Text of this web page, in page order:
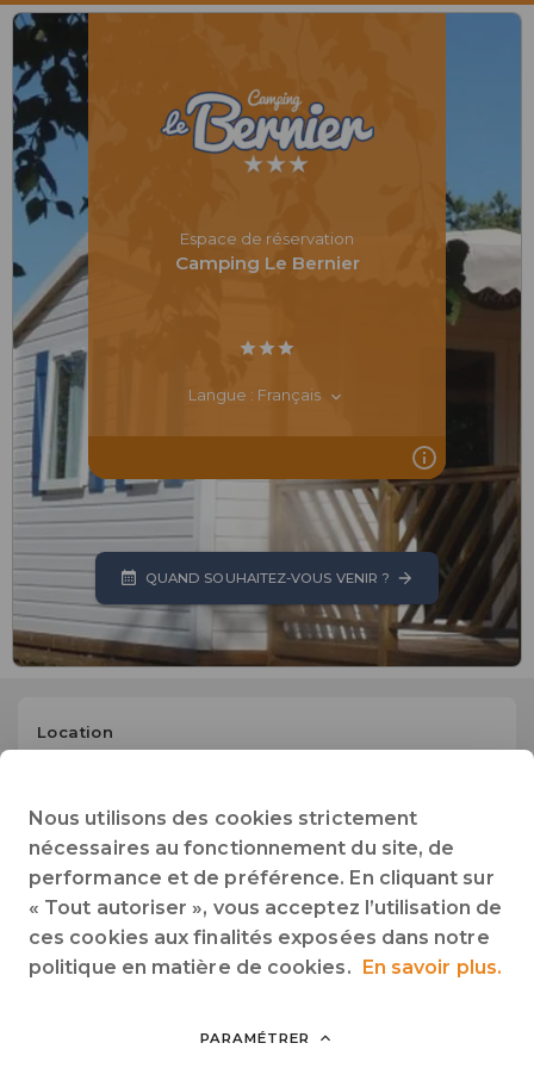
Espace de réservation
Camping Le Bernier
Langue : Français
QUAND SOUHAITEZ-VOUS VENIR ?
Location
Arrivée :14:19
Site Internet
Accéder au site de l'établissement
+33 (0)2 40 21 04 31
camping.lebernier@orange.fr
Nous utilisons des cookies strictement
nécessaires au fonctionnement du site, de
performance et de préférence. En cliquant sur
« Tout autoriser », vous acceptez l’utilisation de
ces cookies aux finalités exposées dans notre
politique en matière de cookies. En savoir plus.
PARAMÉTRER